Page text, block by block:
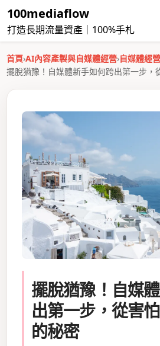
100mediaflow
打造長期流量資產｜100%手札
首頁›AI內容產製與自媒體經營›自媒體經
擺脫猶豫！自媒體新手如何跨出第一步，
擺脫猶豫！自媒
出第一步，從害
的秘密